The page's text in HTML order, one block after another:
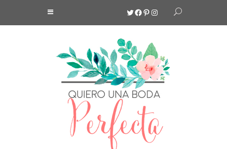
Twitter
Facebook
Pinterest
Instagram